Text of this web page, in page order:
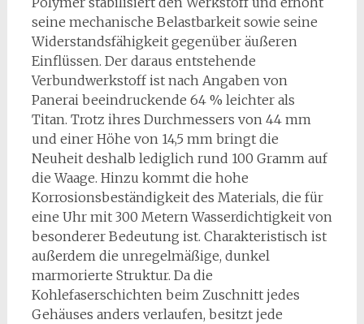
seine mechanische Belastbarkeit sowie seine
Widerstandsfähigkeit gegenüber äußeren
Einflüssen. Der daraus entstehende
Verbundwerkstoff ist nach Angaben von
Panerai beeindruckende 64 % leichter als
Titan. Trotz ihres Durchmessers von 44 mm
und einer Höhe von 14,5 mm bringt die
Neuheit deshalb lediglich rund 100 Gramm auf
die Waage. Hinzu kommt die hohe
Korrosionsbeständigkeit des Materials, die für
eine Uhr mit 300 Metern Wasserdichtigkeit von
besonderer Bedeutung ist. Charakteristisch ist
außerdem die unregelmäßige, dunkel
marmorierte Struktur. Da die
Kohlefaserschichten beim Zuschnitt jedes
Gehäuses anders verlaufen, besitzt jede